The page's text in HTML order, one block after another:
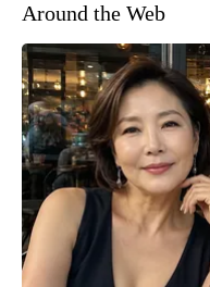
Around the Web